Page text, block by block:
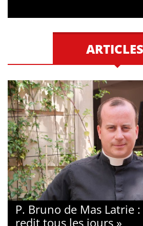
ARTICLES
P. Bruno de Mas Latrie
redit tous les jours »